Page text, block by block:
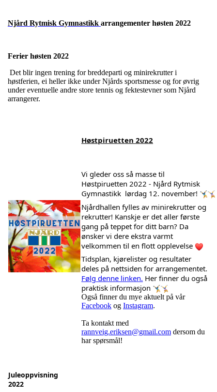
Njård Rytmisk Gymnastikk arrangementer høsten 2022
Ferier høsten 2022
Det blir ingen trening for breddeparti og minirekrutter i
høstferien, ei heller ikke under Njårds sportsmesse og for øvrig
under eventuelle andre store tennis og fektestevner som Njård
arrangerer.
Høstpiruetten 2022
Høstpiruetten 2022 - Njård Rytmisk
Gymnastikk lørdag 12. november!
Njårdhallen fylles av minirekrutter og
rekrutter! Kanskje er det aller første
gang på teppet for ditt barn? Da
ønsker vi dere ekstra varmt
velkommen til en flott opplevelse
Tidsplan, kjørelister og resultater
Følg denne linken. Her finner du også
praktisk informasjon
Også finner du mye aktuelt på vår
Facebook og Instagram.
Ta kontakt med
rannveig.eriksen@gmail.com dersom du
har spørsmål!
Juleoppvisning
2022